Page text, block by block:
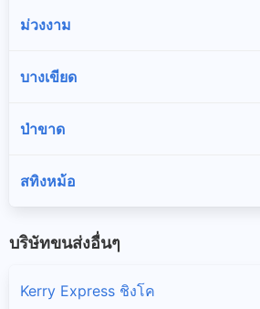
ม่วงงาม
บางเขียด
ป่าขาด
สทิงหม้อ
บริษัทขนส่งอื่นๆ
Kerry Express ชิงโค